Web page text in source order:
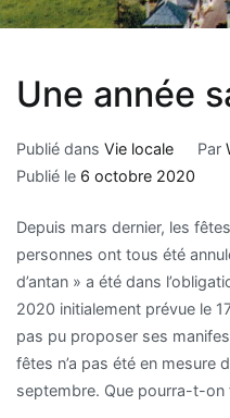
Une année
Publié dans Vie locale Par
Publié le 6 octobre 2020
Depuis mars dernier, les
personnes ont tous été
d’antan » a été dans
2020 initialement prévue le
pas pu proposer ses
fêtes n’a pas été en mesure
septembre. Que pourra-t-on